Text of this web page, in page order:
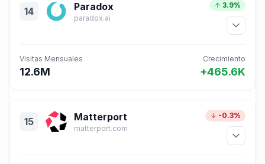
14 Paradox
paradox.ai
3.9%
Visitas Mensuales
12.6M
Crecimiento
+465.6K
15 Matterport
matterport.com
-0.3%